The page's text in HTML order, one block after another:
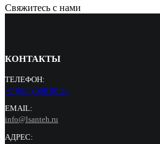
Свяжитесь с нами
КОНТАКТЫ
ТЕЛЕФОН:
+7 (965) 000 90 55
EMAIL:
info@lsanteh.ru
АДРЕС: